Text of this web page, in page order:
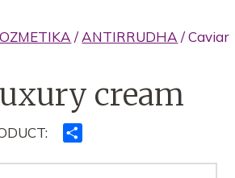
/ ANTIRRUDHA / Caviar
cream